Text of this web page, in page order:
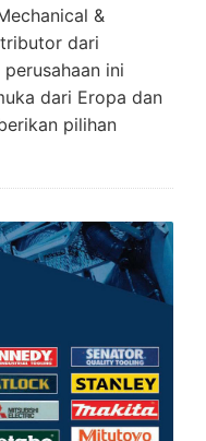
&
dari
ini
dari Eropa dan
pilihan